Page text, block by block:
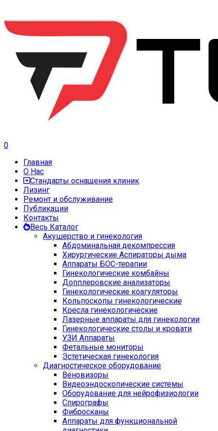
0
Главная
О Нас
Стандарты оснащения клиник
Лизинг
Ремонт и обслуживание
Публикации
Контакты
Весь Каталог
Акушерство и гинекология
Абдоминальная декомпрессия
Хирургические Аспираторы дыма
Аппараты БОС-терапии
Гинекологические комбайны
Допплеровские анализаторы
Гинекологические коагуляторы
Кольпоскопы гинекологические
Кресла гинекологические
Лазерные аппараты для гинекологии
Гинекологические столы и кровати
УЗИ Аппараты
Фетальные мониторы
Эстетическая гинекология
Диагностическое оборудование
Веновизоры
Видеоэндоскопические системы
Оборудование для нейрофизиологии
Спирографы
Фибросканы
Аппараты для функциональной